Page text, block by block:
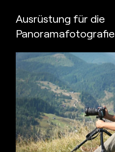
Ausrüstung für die
Panoramafotografie